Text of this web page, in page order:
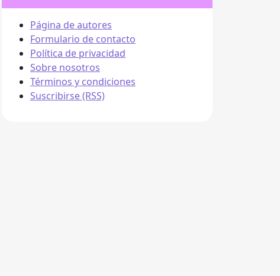
Página de autores
Formulario de contacto
Política de privacidad
Sobre nosotros
Términos y condiciones
Suscribirse (RSS)